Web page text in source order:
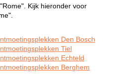
Kijk hieronder voor
Den Bosch
Tiel
Echteld
Berghem